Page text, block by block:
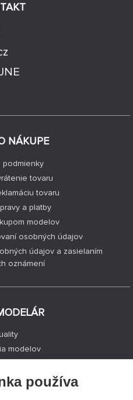
NÁKUPE
podmienky
tovaru
tovaru
a platby
modelov
osobných údajov
údajov a zasielaním
oznámení
modelov
používa